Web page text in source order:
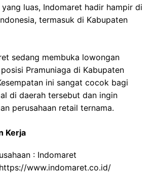
luas, Indomaret hadir hampir di
termasuk di Kabupaten
sedang membuka lowongan
Pramuniaga di Kabupaten
ini sangat cocok bagi
di daerah tersebut dan ingin
perusahaan retail ternama.
Kerja
: Indomaret
https://www.indomaret.co.id/